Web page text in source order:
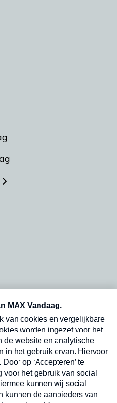
en dinsdagochtend in
Verzend